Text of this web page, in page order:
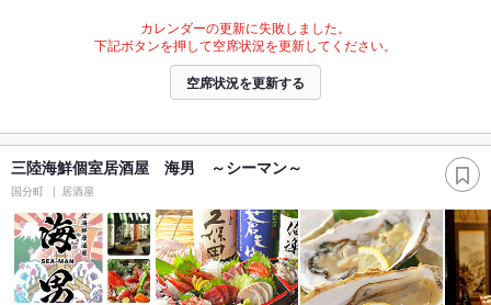
カレンダーの更新に失敗しました。
下記ボタンを押して空席状況を更新してください。
空席状況を更新する
三陸海鮮個室居酒屋 海男 ～シーマン～
国分町 居酒屋